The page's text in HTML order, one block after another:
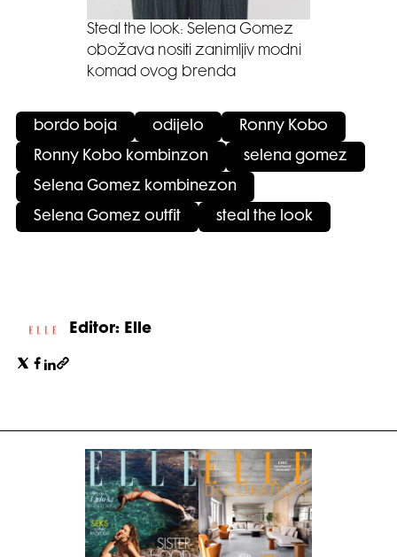
Steal the look: Selena Gomez
obožava nositi zanimljiv modni
komad ovog brenda
bordo boja odijelo Ronny Kobo
Ronny Kobo kombinzon selena gomez
Selena Gomez kombinezon
Selena Gomez outfit steal the look
Editor: Elle